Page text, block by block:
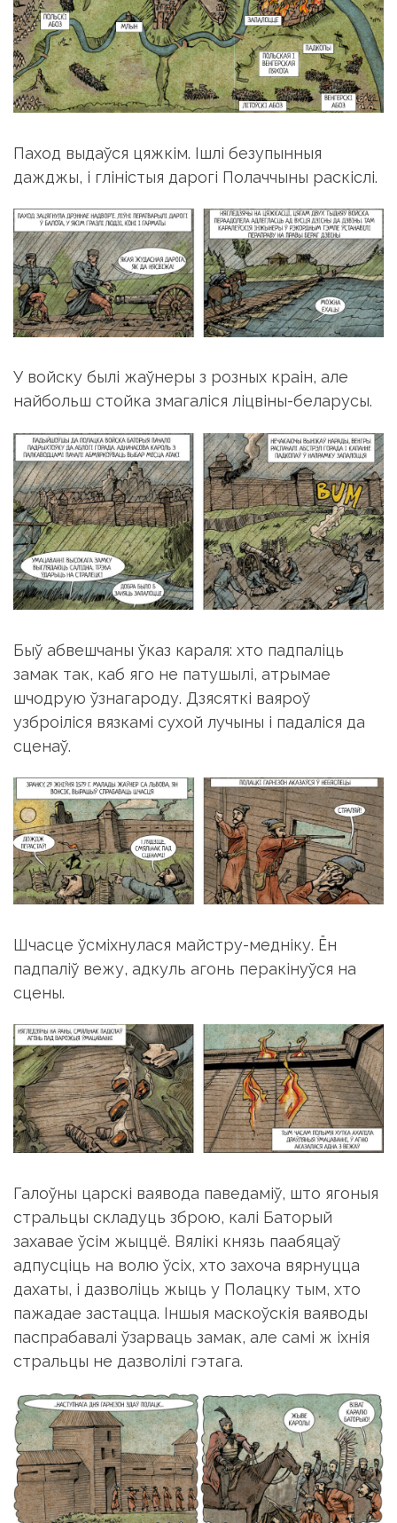
Паход выдаўся цяжкім. Ішлі безупынныя
дажджы, і гліністыя дарогі Полаччыны раскіслі.
У войску былі жаўнеры з розных краін, але
найбольш стойка змагаліся ліцвіны-беларусы.
Быў абвешчаны ўказ караля: хто падпаліць
замак так, каб яго не патушылі, атрымае
шчодрую ўзнагароду. Дзясяткі ваяроў
узброіліся вязкамі сухой лучыны і падаліся да
сценаў.
Шчасце ўсміхнулася майстру-медніку. Ён
падпаліў вежу, адкуль агонь перакінуўся на
сцены.
Галоўны царскі ваявода паведаміў, што ягоныя
стральцы складуць зброю, калі Баторый
захавае ўсім жыццё. Вялікі князь паабяцаў
адпусціць на волю ўсіх, хто захоча вярнуцца
дахаты, і дазволіць жыць у Полацку тым, хто
пажадае застацца. Іншыя маскоўскія ваяводы
паспрабавалі ўзарваць замак, але самі ж іхнія
стральцы не дазволілі гэтага.